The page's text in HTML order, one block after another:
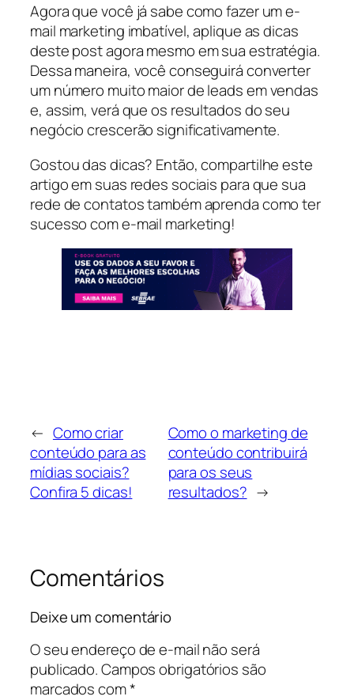
Agora que você já sabe como fazer um e-
mail marketing imbatível, aplique as dicas
deste post agora mesmo em sua estratégia.
Dessa maneira, você conseguirá converter
um número muito maior de leads em vendas
e, assim, verá que os resultados do seu
negócio crescerão significativamente.
Gostou das dicas? Então, compartilhe este
artigo em suas redes sociais para que sua
rede de contatos também aprenda como ter
sucesso com e-mail marketing!
← Como criar
conteúdo para as
mídias sociais?
Confira 5 dicas!
Como o marketing de
conteúdo contribuirá
para os seus
resultados? →
Comentários
Deixe um comentário
O seu endereço de e-mail não será
publicado.Campos obrigatórios são
marcados com*